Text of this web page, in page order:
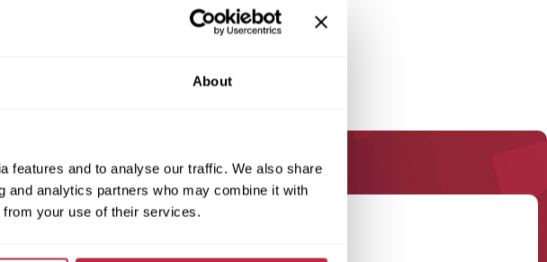
About
features and to analyse our traffic. We also share
and analytics partners who may combine it with
from your use of their services.